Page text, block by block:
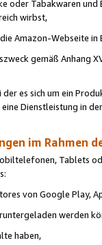
oder Tabakwaren
wirbst,
Amazon-Webseite in
gemäß Anhang
es sich um ein
Dienstleistung in
im Rahmen
Tablets
von Google Play,
werden
haben,